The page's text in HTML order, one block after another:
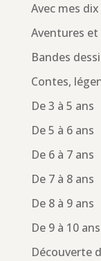
Avec mes
Aventures
Bandes
Contes,
De 3 à 5 ans
De 5 à 6 ans
De 6 à 7 ans
De 7 à 8 ans
De 8 à 9 ans
De 9 à 10 ans
Découverte